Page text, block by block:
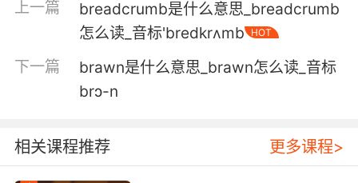
fantastic.
巴西堅果 你的音高太贊了
5. Brazil's monsoon season has forced young
animals to grow up fast.
巴西的雨季迫使动物幼崽们迅速成长
6. Brazil had a carrier, but even before the
上一篇
breadcrumb是什么意思_breadcrumb
怎么读_音标'bredkrʌmb
HOT
下一篇
brawn是什么意思_brawn怎么读_音标
brɔ-n
相关课程推荐 更多课程>